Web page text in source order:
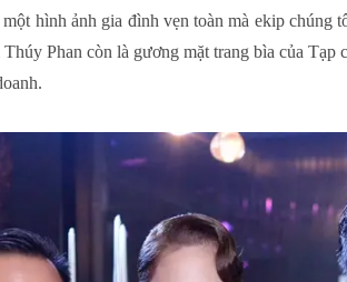
hình ảnh gia đình vẹn toàn mà ekip chúng
Phan còn là gương mặt trang bìa của